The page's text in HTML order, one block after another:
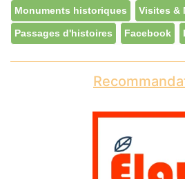
Monuments historiques Visites &
Passages d'histoires Facebook